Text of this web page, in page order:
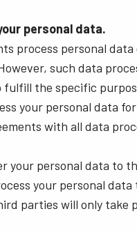
personal data.
process personal
such data
the specific
your personal data
with all data
your personal data to
your personal
parties will only take